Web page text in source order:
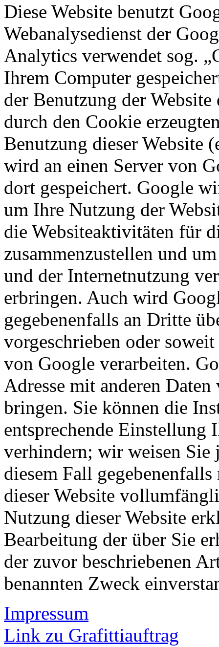
Diese Website benutzt
Webanalysedienst der
Analytics verwendet sog.
Ihrem Computer
der Benutzung der
durch den Cookie
Benutzung dieser Website
wird an einen Server von
dort gespeichert. Google
um Ihre Nutzung der
die Websiteaktivitäten für
zusammenzustellen und
und der Internetnutzung
erbringen. Auch wird
gegebenenfalls an Dritte
vorgeschrieben oder
von Google verarbeiten.
Adresse mit anderen
bringen. Sie können die
entsprechende Einstellung
verhindern; wir weisen Sie
diesem Fall
dieser Website
Nutzung dieser Website
Bearbeitung der über Sie
der zuvor beschriebenen
benannten Zweck
Impressum
Link zu Grafittiauftrag